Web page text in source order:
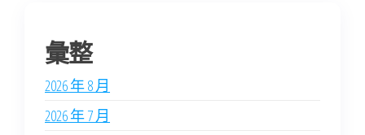
彙整
2026 年 8 月
2026 年 7 月